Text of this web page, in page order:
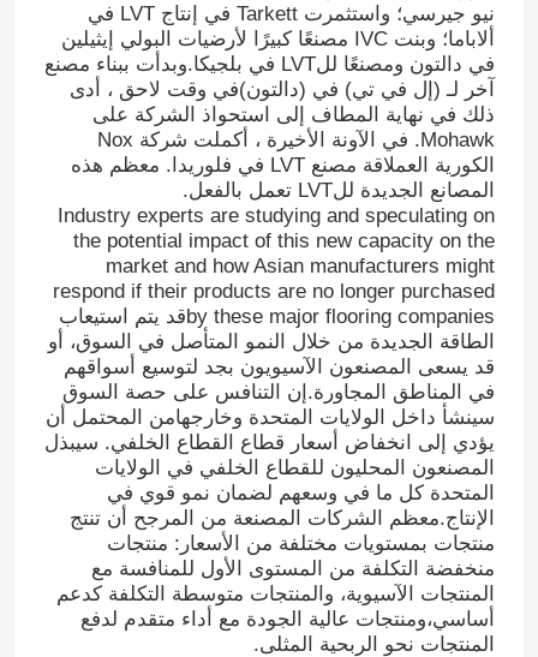
نيو جيرسي؛ واستثمرت Tarkett في إنتاج LVT في
ألاباما؛ وبنت IVC مصنعًا كبيرًا لأرضيات البولي إيثيلين
في دالتون ومصنعًا للLVT في بلجيكا.وبدأت ببناء مصنع
آخر لـ (إل في تي) في (دالتون)في وقت لاحق ، أدى
ذلك في نهاية المطاف إلى استحواذ الشركة على
Mohawk. في الآونة الأخيرة ، أكملت شركة Nox
الكورية العملاقة مصنع LVT في فلوريدا. معظم هذه
المصانع الجديدة للLVT تعمل بالفعل.
Industry experts are studying and speculating on
the potential impact of this new capacity on the
market and how Asian manufacturers might
respond if their products are no longer purchased
by these major flooring companiesقد يتم استيعاب
الطاقة الجديدة من خلال النمو المتأصل في السوق، أو
قد يسعى المصنعون الآسيويون بجد لتوسيع أسواقهم
في المناطق المجاورة.إن التنافس على حصة السوق
سينشأ داخل الولايات المتحدة وخارجهامن المحتمل أن
يؤدي إلى انخفاض أسعار قطاع القطاع الخلفي. سيبذل
المصنعون المحليون للقطاع الخلفي في الولايات
المتحدة كل ما في وسعهم لضمان نمو قوي في
الإنتاج.معظم الشركات المصنعة من المرجح أن تنتج
منتجات بمستويات مختلفة من الأسعار: منتجات
منخفضة التكلفة من المستوى الأول للمنافسة مع
المنتجات الآسيوية، والمنتجات متوسطة التكلفة كدعم
أساسي،ومنتجات عالية الجودة مع أداء متقدم لدفع
المنتجات نحو الربحية المثلى.